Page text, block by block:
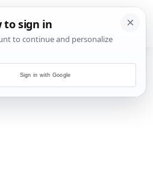
Sign in with Google